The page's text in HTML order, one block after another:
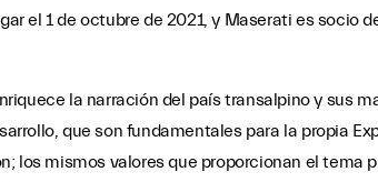
el 1 de octubre de 2021, y Maserati es socio
la narración del país transalpino y sus
que son fundamentales para la propia
los mismos valores que proporcionan el